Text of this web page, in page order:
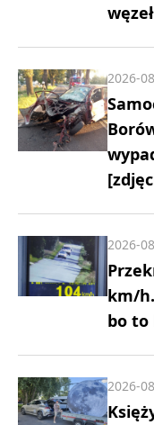
2026-
km/
bo to
2026-
2026-